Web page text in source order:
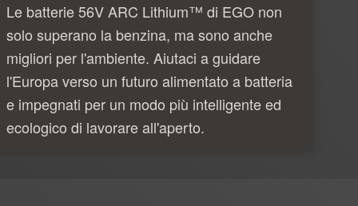
Le batterie 56V ARC Lithium™ di EGO non
solo superano la benzina, ma sono anche
migliori per l'ambiente. Aiutaci a guidare
l'Europa verso un futuro alimentato a batteria
e impegnati per un modo più intelligente ed
ecologico di lavorare all'aperto.